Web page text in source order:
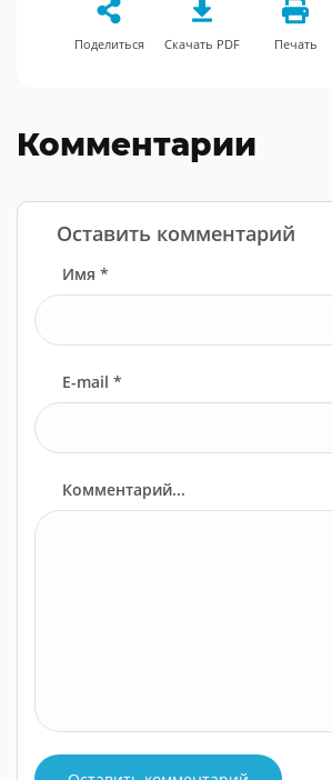
Поделиться Скачать PDF Печать
Комментарии
Оставить комментарий
Имя *
E-mail *
Комментарий...